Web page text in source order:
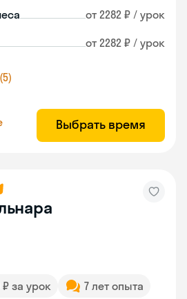
от 2282 ₽ / урок
от 2282 ₽ / урок
Выбрать время
₽ за урок
7 лет опыта